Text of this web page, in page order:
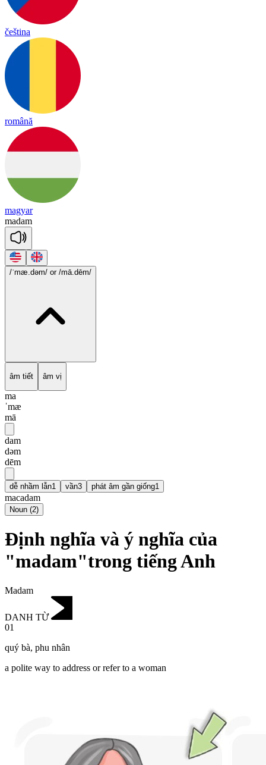
čeština
română
magyar
madam
/ˈmæ.dəm/ or /mā.dēm/
âm tiết âm vị
ma
ˈmæ
mā
dam
dəm
dēm
dễ nhầm lẫn1 vần3 phát âm gần giống1
macadam
Noun (2)
Định nghĩa và ý nghĩa của
"madam"trong tiếng Anh
Madam
DANH TỪ
01
quý bà, phu nhân
a polite way to address or refer to a woman